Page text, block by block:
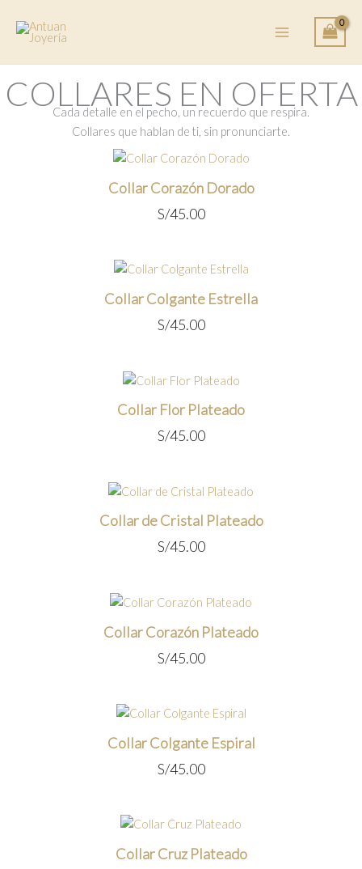
contenido
COLLARES EN OFERTA
Cada detalle en el pecho, un recuerdo que respira.
Collares que hablan de ti, sin pronunciarte.
Collar Corazón Dorado
S/45.00
Collar Colgante Estrella
S/45.00
Collar Flor Plateado
S/45.00
Collar de Cristal Plateado
S/45.00
Collar Corazón Plateado
S/45.00
Collar Colgante Espiral
S/45.00
Collar Cruz Plateado